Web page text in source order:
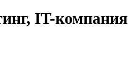
IT-компания